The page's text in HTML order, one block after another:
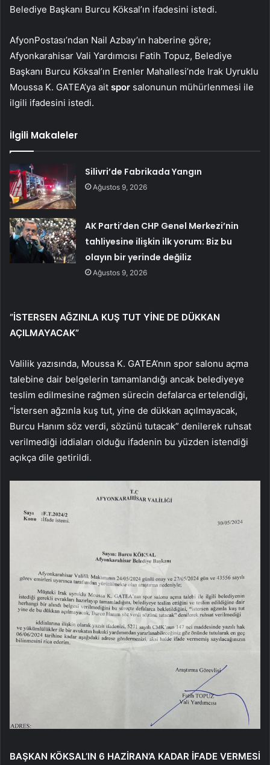
Belediye Başkanı Burcu Köksal’ın ifadesini istedi.
AfyonPostası’ndan Nail Azbay’ın haberine göre;
Afyonkarahisar Vali Yardımcısı Fatih Topuz, Belediye
Başkanı Burcu Köksal’ın Erenler Mahallesi’nde Irak Uyruklu
Moussa K. GATEA’ya ait spor salonunun mühürlenmesi ile
ilgili ifadesini istedi.
İlgili Makaleler
Silivri’de Fabrikada Yangın
Ağustos 9, 2026
AK Parti’den CHP Genel Merkezi’nin
tahliyesine ilişkin ilk yorum: Biz bu
olayın bir yerinde değiliz
Ağustos 9, 2026
“İSTERSEN AĞZINLA KUŞ TUT YİNE DE DÜKKAN
AÇILMAYACAK”
Valilik yazısında, Moussa K. GATEA’nın spor salonu açma
talebine dair belgelerin tamamlandığı ancak belediyeye
teslim edilmesine rağmen sürecin defalarca ertelendiği,
“İstersen ağzınla kuş tut, yine de dükkan açılmayacak,
Burcu Hanım söz verdi, sözünü tutacak” denilerek ruhsat
verilmediği iddiaları olduğu ifadenin bu yüzden istendiği
açıkça dile getirildi.
BAŞKAN KÖKSAL’IN 6 HAZİRAN’A KADAR İFADE VERMESİ